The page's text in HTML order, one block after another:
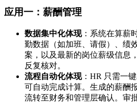
应用一：薪酬管理
数据集中化体现：系统在算薪
勤数据（如加班、请假）、绩
案，以及最新的岗位薪级信息
反复核对。
流程自动化体现：HR 只需一
可自动完成计算。生成的薪酬
流转至财务和管理层确认。审